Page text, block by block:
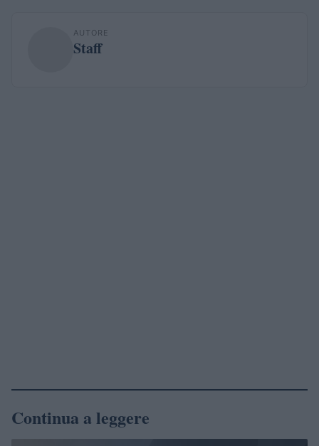
AUTORE
Staff
Continua a leggere